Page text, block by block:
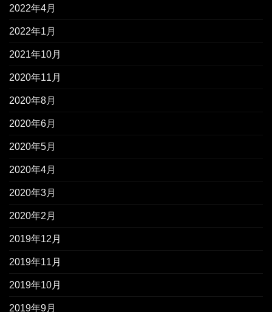
2022年4月
2022年1月
2021年10月
2020年11月
2020年8月
2020年6月
2020年5月
2020年4月
2020年3月
2020年2月
2019年12月
2019年11月
2019年10月
2019年9月